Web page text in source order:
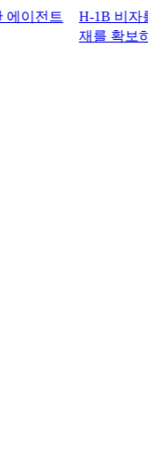
H-1B 비자를 버리세
재를 확보하세요™.​​